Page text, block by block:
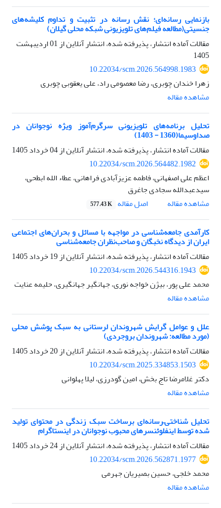
بازنمایی رسانه‌ای؛ نقش رسانه در تثبیت و تداوم کلیشه‌های
جنسیتی(مطالعه فیلم‌های تلویزیونی شبکه محلی گیلان)
مقالات آماده انتشار، پذیرفته شده، انتشار آنلاین از
01 اردیبهشت
1405
10.22034/scm.2026.564998.1983
زهرا خندان چوبری، رضا معصومی راد، علی یعقوبی چوبری
مشاهده مقاله
تحلیل برنامه‌های تلویزیونی سرگرم‌آموز ویژه نوجوانان در
صدا‌و‌سیما(1360 - 1403)
مقالات آماده انتشار، پذیرفته شده، انتشار آنلاین از04 خرداد 1405
10.22034/scm.2026.564482.1982
اعظم علی اصفهانی، فاطمه عزیزآبادی فراهانی، عطاء الله ابطحی،
سیدعبدالله سجادی جاغرق
مشاهده مقاله
اصل مقاله 577.43 K
کارآمدی جامعه‌شناسی در مواجهه با مسائل و بحران‌های اجتماعی
ایران از دیدگاه نخبگان و صاحب‌نظران جامعه‌شناسی
مقالات آماده انتشار، پذیرفته شده، انتشار آنلاین از19 خرداد 1405
10.22034/scm.2026.544316.1943
محمد علی پور، بیژن خواجه نوری، جهانگیر جهانگیری، حلیمه عنایت
مشاهده مقاله
علل و عوامل گرایش شهروندان لرستانی به سبک پوشش محلی
(مورد مطالعه: شهروندان بروجردی)
مقالات آماده انتشار، پذیرفته شده، انتشار آنلاین از20 خرداد 1405
10.22034/scm.2025.334853.1503
دکتر غلامرضا تاج بخش، امین گودرزی، لیلا پهلوانی
مشاهده مقاله
تحلیل شناختی–رسانه‌ای برساخت سبک زندگی در محتوای تولید
شده توسط اینفلوئنسرهای محبوب نوجوانان در اینستاگرام
مقالات آماده انتشار، پذیرفته شده، انتشار آنلاین از24 خرداد 1405
10.22034/scm.2026.562871.1977
محمد خلجی، حسین بصیریان جهرمی
مشاهده مقاله